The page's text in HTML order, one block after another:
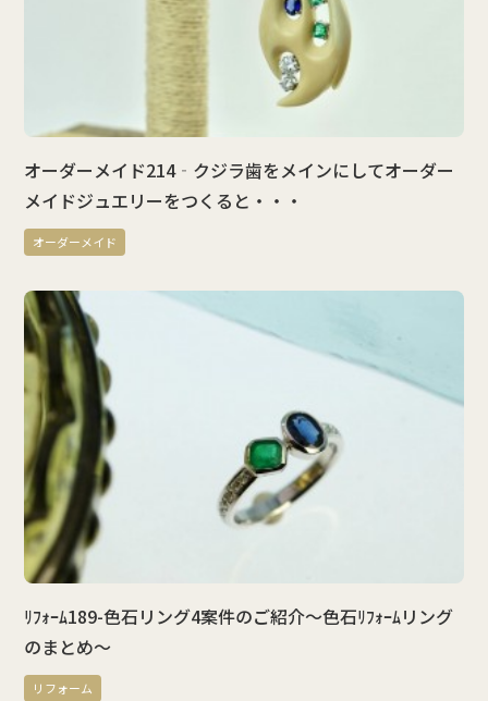
オーダーメイド214‐クジラ歯をメインにしてオーダー
メイドジュエリーをつくると・・・
オーダーメイド
ﾘﾌｫｰﾑ189-色石リング4案件のご紹介～色石ﾘﾌｫｰﾑリング
のまとめ～
リフォーム